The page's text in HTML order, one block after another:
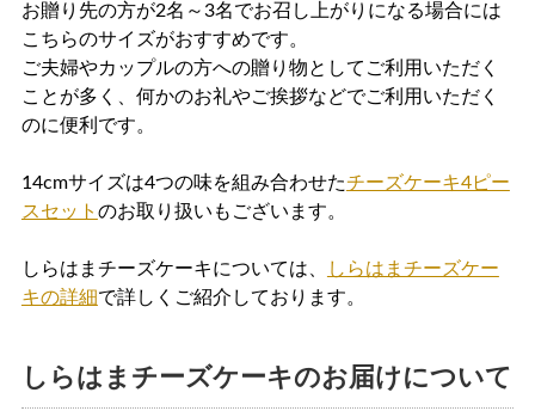
お贈り先の方が2名～3名でお召し上がりになる場合には
こちらのサイズがおすすめです。
ご夫婦やカップルの方への贈り物としてご利用いただく
ことが多く、何かのお礼やご挨拶などでご利用いただく
のに便利です。
14cmサイズは4つの味を組み合わせたチーズケーキ4ピー
スセット のお取り扱いもございます。
しらはまチーズケーキについては、
しらはまチーズケー
キの詳細で詳しくご紹介しております。
しらはまチーズケーキのお届けについて